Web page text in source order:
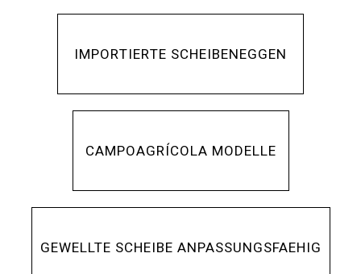
IMPORTIERTE SCHEIBENEGGEN
CAMPOAGRÍCOLA MODELLE
GEWELLTE SCHEIBE ANPASSUNGSFAEHIG